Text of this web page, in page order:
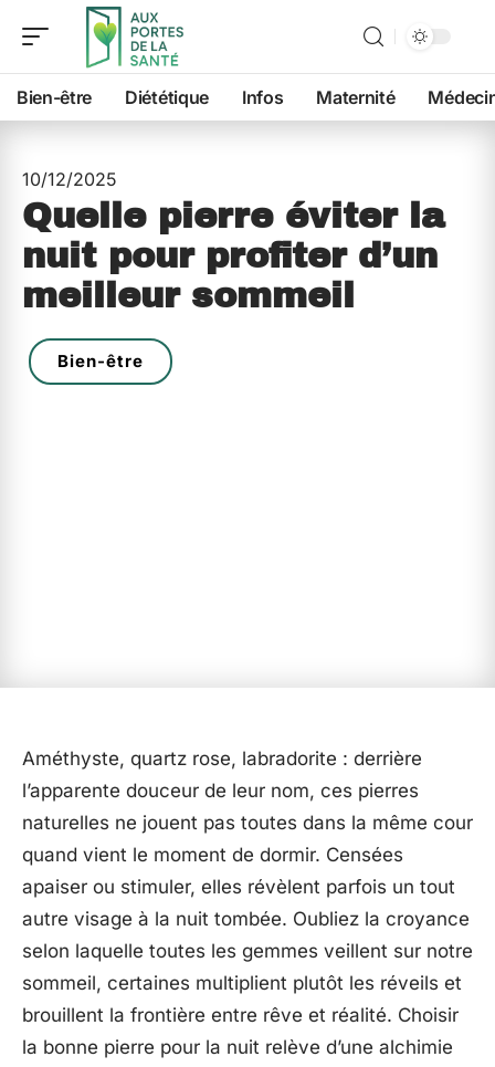
Bien-être Diététique Infos Maternité
10/12/2025
Quelle pierre éviter la
nuit pour profiter d’un
meilleur sommeil
Bien-être
Améthyste, quartz rose, labradorite : derrière
l’apparente douceur de leur nom, ces pierres
naturelles ne jouent pas toutes dans la même cour
quand vient le moment de dormir. Censées
apaiser ou stimuler, elles révèlent parfois un tout
autre visage à la nuit tombée. Oubliez la croyance
selon laquelle toutes les gemmes veillent sur notre
sommeil, certaines multiplient plutôt les réveils et
brouillent la frontière entre rêve et réalité. Choisir
la bonne pierre pour la nuit relève d’une alchimie